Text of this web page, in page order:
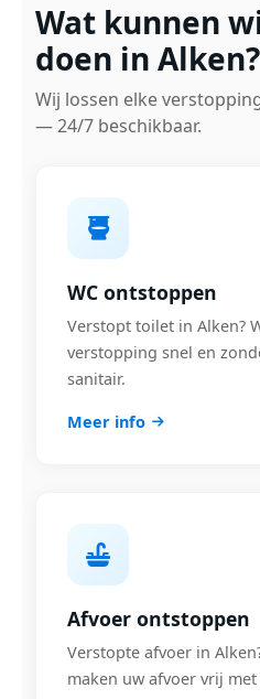
Wat kunnen
doen in Alken?
Wij lossen elke
— 24/7 beschikbaar.
WC ontstoppen
Verstopt toilet in Alken?
verstopping snel en
sanitair.
Meer info
Afvoer ontstoppen
Verstopte afvoer in
maken uw afvoer vrij